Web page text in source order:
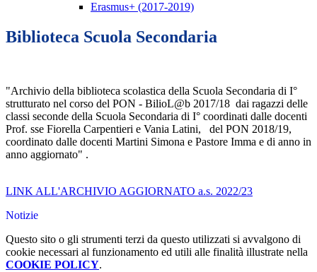
Erasmus+ (2017-2019)
Biblioteca Scuola Secondaria
"Archivio della biblioteca scolastica della Scuola Secondaria di I°
strutturato nel corso del PON - BilioL@b 2017/18 dai ragazzi delle
classi seconde della Scuola Secondaria di I° coordinati dalle docenti
Prof. sse Fiorella Carpentieri e Vania Latini, del PON 2018/19,
coordinato dalle docenti Martini Simona e Pastore Imma e di anno in
anno aggiornato" .
LINK ALL'ARCHIVIO AGGIORNATO a.s. 2022/23
Notizie
Questo sito o gli strumenti terzi da questo utilizzati si avvalgono di
cookie necessari al funzionamento ed utili alle finalità illustrate nella
COOKIE POLICY.